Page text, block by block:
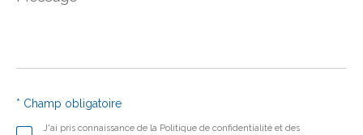
J'ai pris connaissance de la Politique de confidentialité et des
* Champ obligatoire